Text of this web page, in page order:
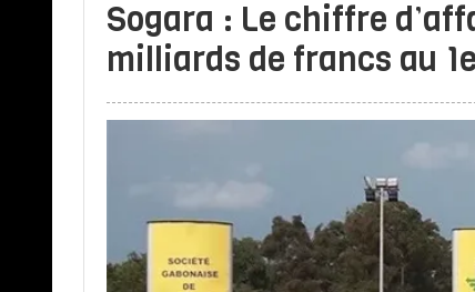
Sogara : Le chiffre
milliards de francs au